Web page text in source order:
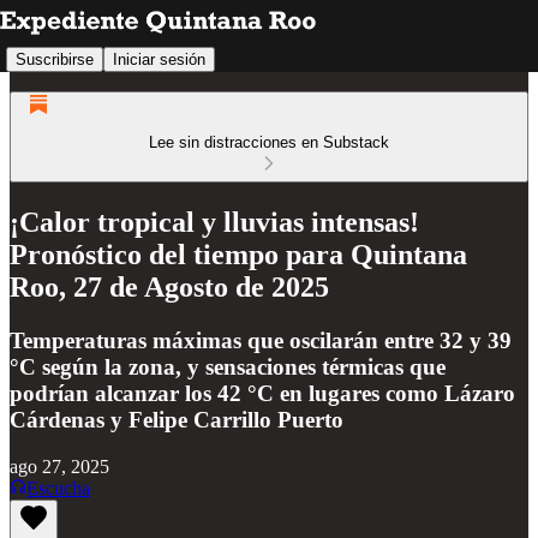
Suscribirse Iniciar sesión
Lee sin distracciones en Substack
¡Calor tropical y lluvias intensas!
Pronóstico del tiempo para Quintana
Roo, 27 de Agosto de 2025
Temperaturas máximas que oscilarán entre 32 y 39
°C según la zona, y sensaciones térmicas que
podrían alcanzar los 42 °C en lugares como Lázaro
Cárdenas y Felipe Carrillo Puerto
ago 27, 2025
Escucha